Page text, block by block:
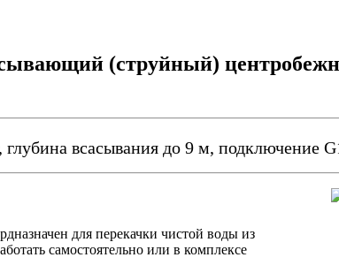
(струйный)
всасывания до 9 м, подключение
для перекачки чистой воды из
самостоятельно или в комплексе